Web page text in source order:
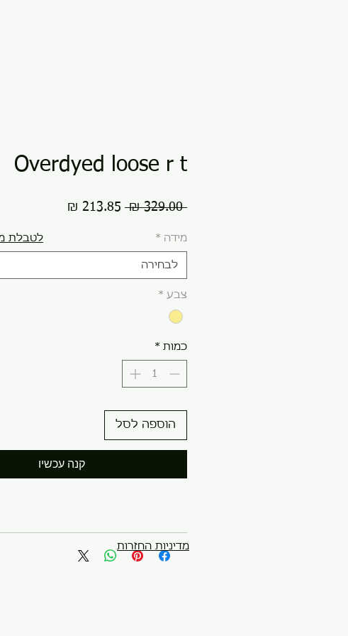
Overdyed loose r t
‏329.00 ‏₪
מחיר
מידה *
לבחירה
צבע *
כמות *
הוספה לסל
קנה עכשיו
מדיניות החזרות
לטבלת